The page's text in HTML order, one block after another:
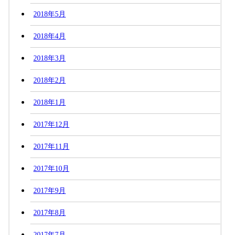
2018年5月
2018年4月
2018年3月
2018年2月
2018年1月
2017年12月
2017年11月
2017年10月
2017年9月
2017年8月